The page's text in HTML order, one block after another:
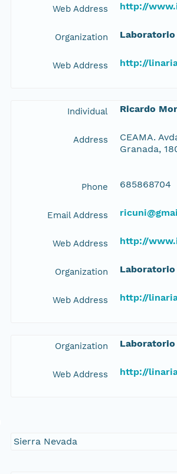
Web Address http://
Organization Laboratorio
Web Address http://
Individual Ricardo
Address
CEAMA.
Granada,
Phone 685868704
Email Address
Web Address http://
Organization Laboratorio
Web Address http://
Organization Laboratorio
Web Address http://
Sierra Nevada